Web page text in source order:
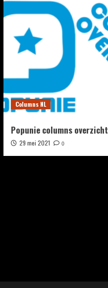
Columns NL
Popunie columns overzicht
29 mei 2021 0